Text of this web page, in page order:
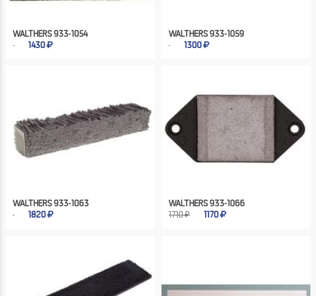
WALTHERS 933-1054
1430
WALTHERS 933-1059
1300
WALTHERS 933-1063
1820
WALTHERS 933-1066
1710 ₽
1170